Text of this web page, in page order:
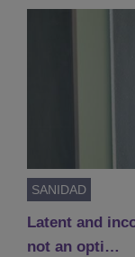
SANIDAD
Latent and
not an opti…